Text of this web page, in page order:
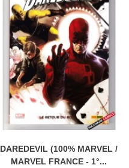
DAREDEVIL (100% MARVEL /
MARVEL FRANCE - 1°...